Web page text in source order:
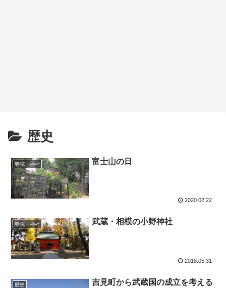
歴史
寺院・神社 富士山の日
2020.02.22
寺院・神社 武蔵・相模の小野神社
2018.05.31
歴史 吉見町から武蔵国の成立を考える